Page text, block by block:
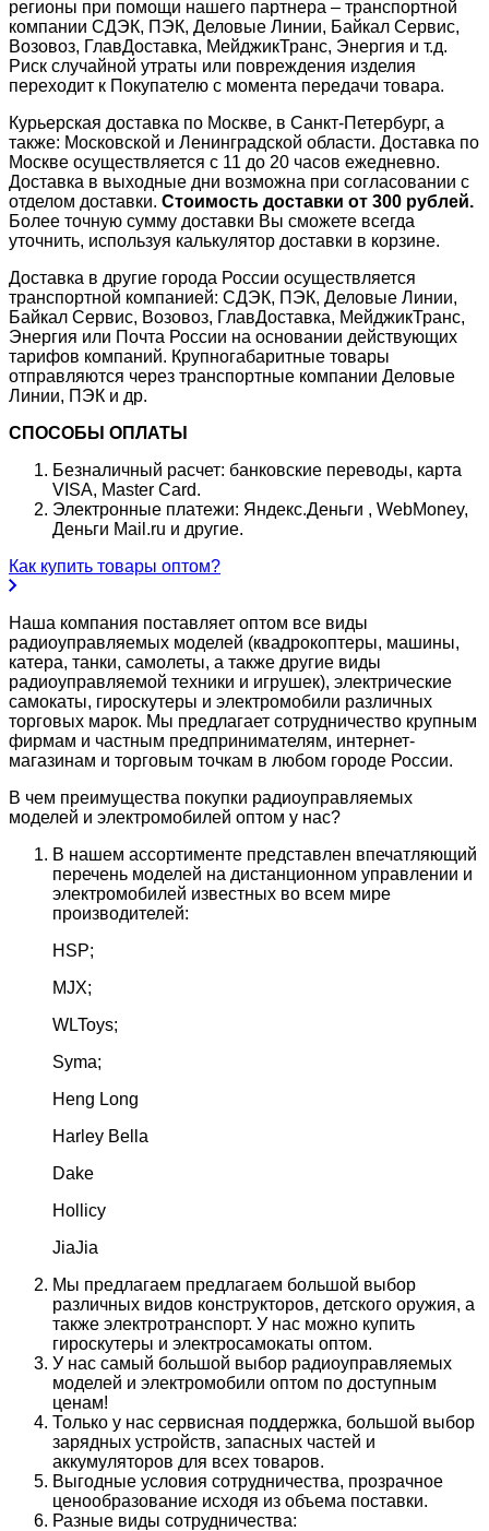
регионы при помощи нашего партнера – транспортной
компании СДЭК, ПЭК, Деловые Линии, Байкал Сервис,
Возовоз, ГлавДоставка, МейджикТранс, Энергия и т.д.
Риск случайной утраты или повреждения изделия
переходит к Покупателю с момента передачи товара.
Курьерская доставка по Москве, в Санкт-Петербург, а
также: Московской и Ленинградской области. Доставка по
Москве осуществляется с 11 до 20 часов ежедневно.
Доставка в выходные дни возможна при согласовании с
отделом доставки. Стоимость доставки от 300 рублей.
Более точную сумму доставки Вы сможете всегда
уточнить, используя калькулятор доставки в корзине.
Доставка в другие города России осуществляется
транспортной компанией: СДЭК, ПЭК, Деловые Линии,
Байкал Сервис, Возовоз, ГлавДоставка, МейджикТранс,
Энергия или Почта России на основании действующих
тарифов компаний. Крупногабаритные товары
отправляются через транспортные компании Деловые
Линии, ПЭК и др.
СПОСОБЫ ОПЛАТЫ
Безналичный расчет: банковские переводы, карта
VISA, Master Card.
Электронные платежи: Яндекс.Деньги , WebMoney,
Деньги Mail.ru и другие.
Как купить товары оптом?
Наша компания поставляет оптом все виды
радиоуправляемых моделей (квадрокоптеры, машины,
катера, танки, самолеты, а также другие виды
радиоуправляемой техники и игрушек), электрические
самокаты, гироскутеры и электромобили различных
торговых марок. Мы предлагает сотрудничество крупным
фирмам и частным предпринимателям, интернет-
магазинам и торговым точкам в любом городе России.
В чем преимущества покупки радиоуправляемых
моделей и электромобилей оптом у нас?
В нашем ассортименте представлен впечатляющий
перечень моделей на дистанционном управлении и
электромобилей известных во всем мире
производителей:
HSP;
MJX;
WLToys;
Syma;
Heng Long
Harley Bella
Dake
Hollicy
JiaJia
Мы предлагаем предлагаем большой выбор
различных видов конструкторов, детского оружия, а
также электротранспорт. У нас можно купить
гироскутеры и электросамокаты оптом.
У нас самый большой выбор радиоуправляемых
моделей и электромобили оптом по доступным
ценам!
Только у нас сервисная поддержка, большой выбор
зарядных устройств, запасных частей и
аккумуляторов для всех товаров.
Выгодные условия сотрудничества, прозрачное
ценообразование исходя из объема поставки.
Разные виды сотрудничества: